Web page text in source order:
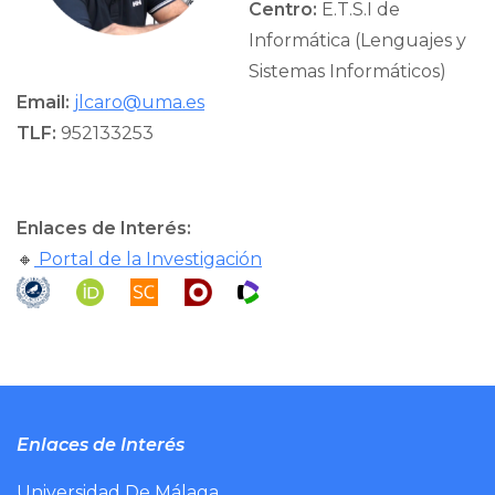
Centro: E.T.S.I de
Informática (Lenguajes y
Sistemas Informáticos)
Email: jlcaro@uma.es
TLF: 952133253
Enlaces de Interés:
🔸 Portal de la Investigación
Enlaces de Interés